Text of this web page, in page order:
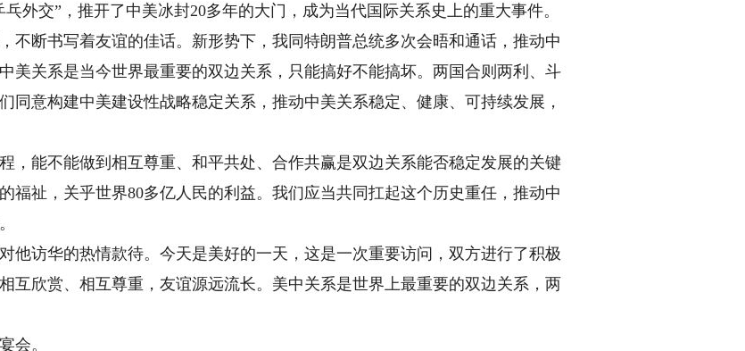
交”，推开了中美冰封20多年的大门，成为当代国际关系史上的重大事件。
不断书写着友谊的佳话。新形势下，我同特朗普总统多次会晤和通话，推动中
美关系是当今世界最重要的双边关系，只能搞好不能搞坏。两国合则两利、斗
同意构建中美建设性战略稳定关系，推动中美关系稳定、健康、可持续发展，
能不能做到相互尊重、和平共处、合作共赢是双边关系能否稳定发展的关键
福祉，关乎世界80多亿人民的利益。我们应当共同扛起这个历史重任，推动中
访华的热情款待。今天是美好的一天，这是一次重要访问，双方进行了积极
互欣赏、相互尊重，友谊源远流长。美中关系是世界上最重要的双边关系，两
会。